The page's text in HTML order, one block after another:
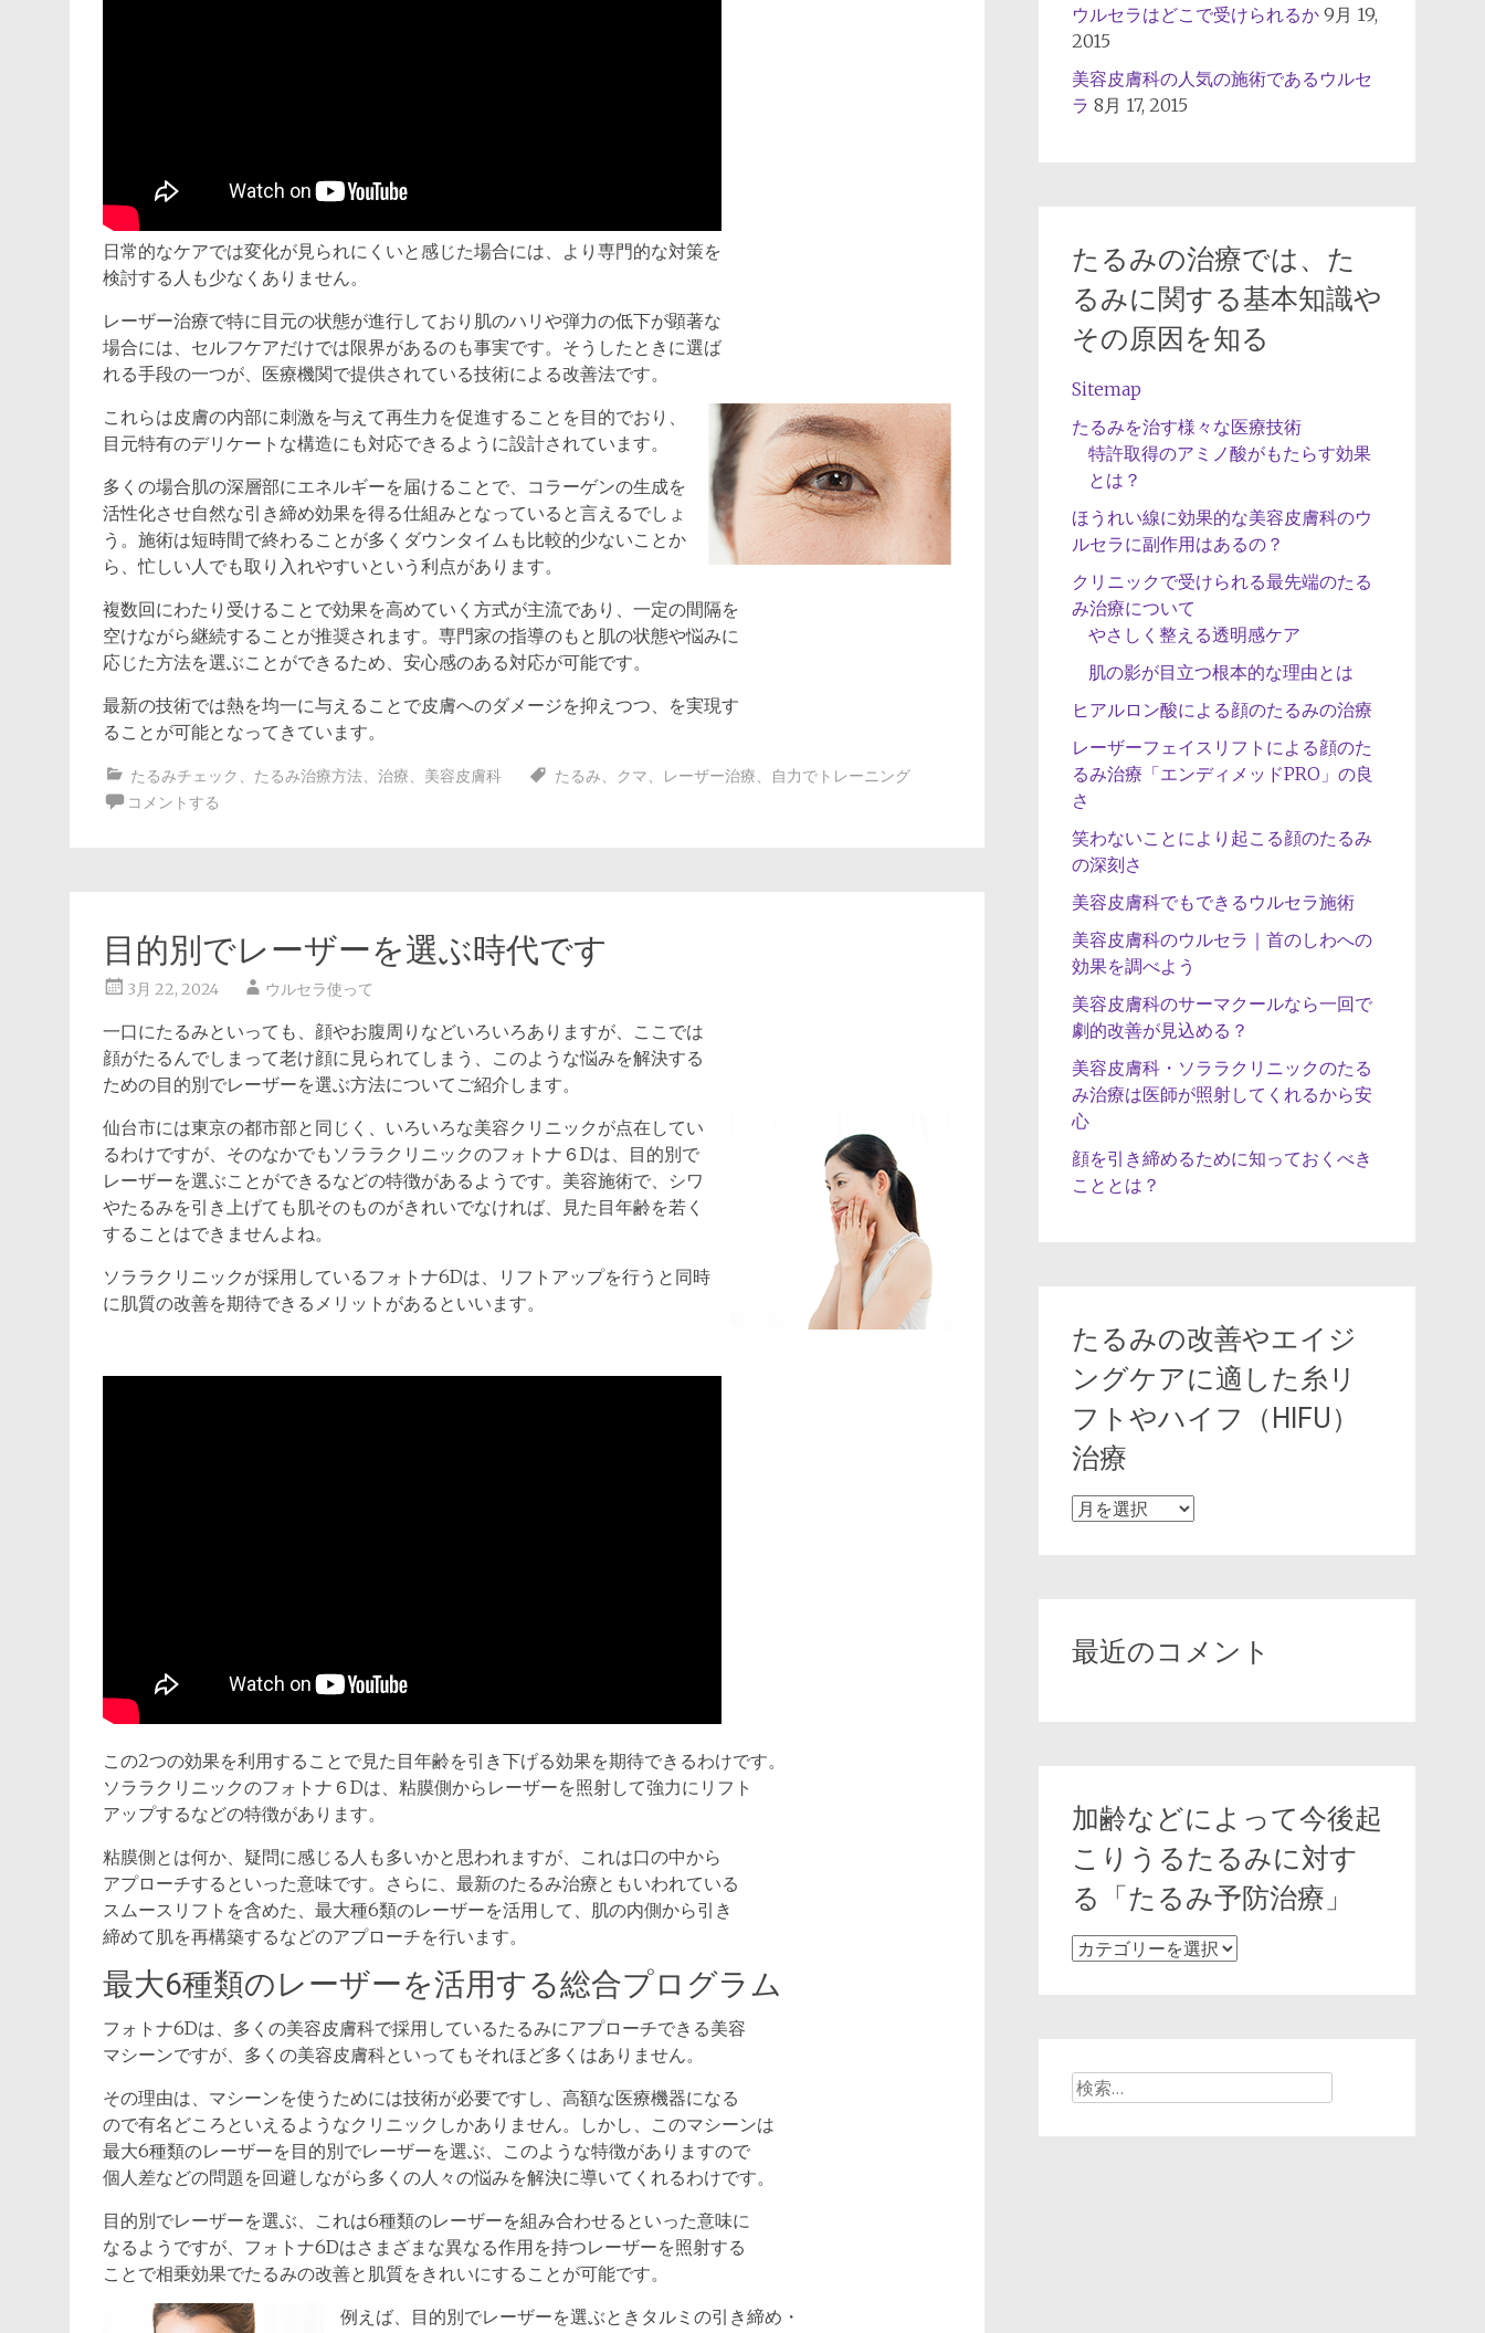
日常的なケアでは変化が見られにくいと感じた場合には、より専門的な対策を
検討する人も少なくありません。
レーザー治療で特に目元の状態が進行しており肌のハリや弾力の低下が顕著な
場合には、セルフケアだけでは限界があるのも事実です。そうしたときに選ば
れる手段の一つが、医療機関で提供されている技術による改善法です。
これらは皮膚の内部に刺激を与えて再生力を促進することを目的でおり、
目元特有のデリケートな構造にも対応できるように設計されています。
多くの場合肌の深層部にエネルギーを届けることで、コラーゲンの生成を
活性化させ自然な引き締め効果を得る仕組みとなっていると言えるでしょ
う。施術は短時間で終わることが多くダウンタイムも比較的少ないことか
ら、忙しい人でも取り入れやすいという利点があります。
複数回にわたり受けることで効果を高めていく方式が主流であり、一定の間隔を
空けながら継続することが推奨されます。専門家の指導のもと肌の状態や悩みに
応じた方法を選ぶことができるため、安心感のある対応が可能です。
最新の技術では熱を均一に与えることで皮膚へのダメージを抑えつつ、を実現す
ることが可能となってきています。
たるみチェック 、 たるみ治療方法、 治療、 美容皮膚科 たるみ、 クマ、 レーザー治療、
自力でトレーニング
コメントする
目的別でレーザーを選ぶ時代です
3月 22, 2024 ウルセラ使って
一口にたるみといっても、顔やお腹周りなどいろいろありますが、ここでは
顔がたるんでしまって老け顔に見られてしまう、このような悩みを解決する
ための目的別でレーザーを選ぶ方法についてご紹介します。
仙台市には東京の都市部と同じく、いろいろな美容クリニックが点在してい
るわけですが、そのなかでもソララクリニックのフォトナ６Dは、目的別で
レーザーを選ぶことができるなどの特徴があるようです。美容施術で、シワ
やたるみを引き上げても肌そのものがきれいでなければ、見た目年齢を若く
することはできませんよね。
ソララクリニックが採用しているフォトナ6Dは、リフトアップを行うと同時
に肌質の改善を期待できるメリットがあるといいます。
この2つの効果を利用することで見た目年齢を引き下げる効果を期待できるわけです。
ソララクリニックのフォトナ６Dは、粘膜側からレーザーを照射して強力にリフト
アップするなどの特徴があります。
粘膜側とは何か、疑問に感じる人も多いかと思われますが、これは口の中から
アプローチするといった意味です。さらに、最新のたるみ治療ともいわれている
スムースリフトを含めた、最大種6類のレーザーを活用して、肌の内側から引き
締めて肌を再構築するなどのアプローチを行います。
最大6種類のレーザーを活用する総合プログラム
フォトナ6Dは、多くの美容皮膚科で採用しているたるみにアプローチできる美容
マシーンですが、多くの美容皮膚科といってもそれほど多くはありません。
その理由は、マシーンを使うためには技術が必要ですし、高額な医療機器になる
ので有名どころといえるようなクリニックしかありません。しかし、このマシーンは
最大6種類のレーザーを目的別でレーザーを選ぶ、このような特徴がありますので
個人差などの問題を回避しながら多くの人々の悩みを解決に導いてくれるわけです。
目的別でレーザーを選ぶ、これは6種類のレーザーを組み合わせるといった意味に
なるようですが、フォトナ6Dはさまざまな異なる作用を持つレーザーを照射する
ことで相乗効果でたるみの改善と肌質をきれいにすることが可能です。
例えば、目的別でレーザーを選ぶときタルミの引き締め・
ウルセラはどこで受けられるか 9月 19,
2015
美容皮膚科の人気の施術であるウルセ
ラ 8月 17, 2015
たるみの治療では、た
るみに関する基本知識や
その原因を知る
Sitemap
たるみを治す様々な医療技術
特許取得のアミノ酸がもたらす効果
とは？
ほうれい線に効果的な美容皮膚科のウ
ルセラに副作用はあるの？
クリニックで受けられる最先端のたる
み治療について
やさしく整える透明感ケア
肌の影が目立つ根本的な理由とは
ヒアルロン酸による顔のたるみの治療
レーザーフェイスリフトによる顔のた
るみ治療「エンディメッドPRO」の良
さ
笑わないことにより起こる顔のたるみ
の深刻さ
美容皮膚科でもできるウルセラ施術
美容皮膚科のウルセラ｜首のしわへの
効果を調べよう
美容皮膚科のサーマクールなら一回で
劇的改善が見込める？
美容皮膚科・ソララクリニックのたる
み治療は医師が照射してくれるから安
心
顔を引き締めるために知っておくべき
こととは？
たるみの改善やエイジ
ングケアに適した糸リ
フトやハイフ（HIFU）
治療
た
善
や
グ
ケ
ア
適
し
た
や
最近のコメント
加齢などによって今後起
こりうるたるみに対す
る「たるみ予防治療」
加
よ
っ
検